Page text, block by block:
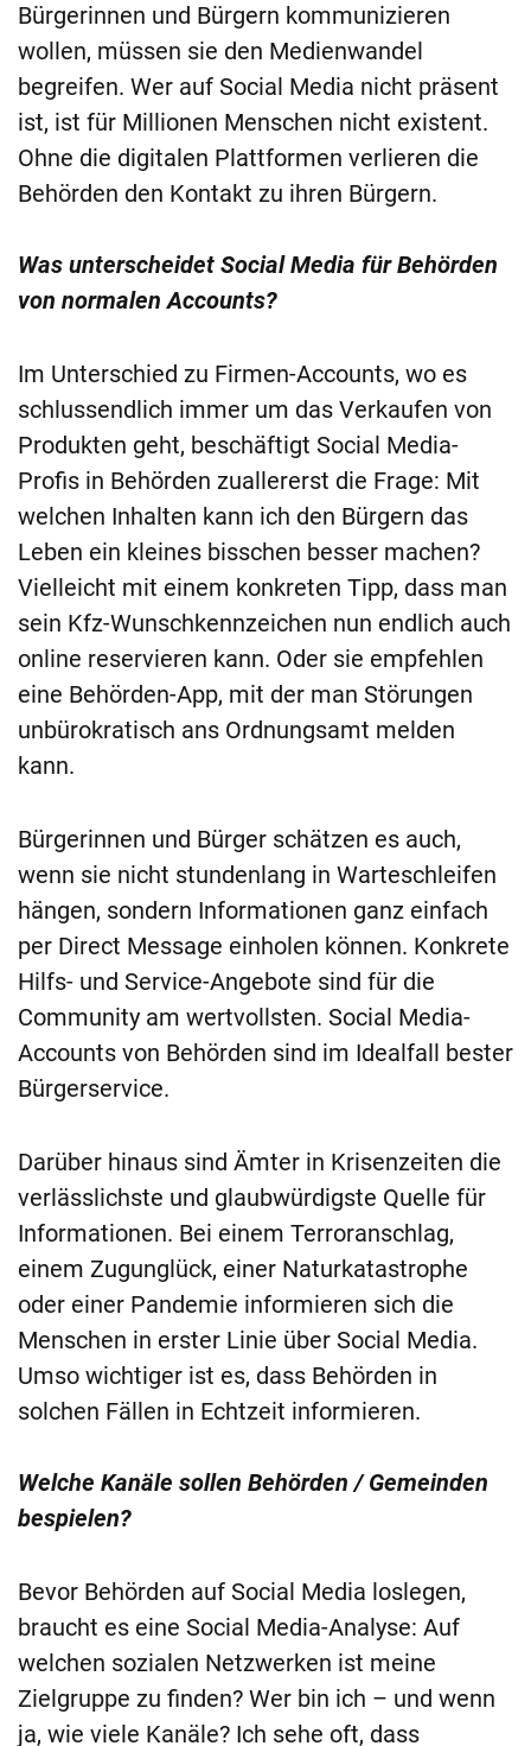
Bürgerinnen und Bürgern kommunizieren
wollen, müssen sie den Medienwandel
begreifen. Wer auf Social Media nicht präsent
ist, ist für Millionen Menschen nicht existent.
Ohne die digitalen Plattformen verlieren die
Behörden den Kontakt zu ihren Bürgern.
Was unterscheidet Social Media für Behörden
von normalen Accounts?
Im Unterschied zu Firmen-Accounts, wo es
schlussendlich immer um das Verkaufen von
Produkten geht, beschäftigt Social Media-
Profis in Behörden zuallererst die Frage: Mit
welchen Inhalten kann ich den Bürgern das
Leben ein kleines bisschen besser machen?
Vielleicht mit einem konkreten Tipp, dass man
sein Kfz-Wunschkennzeichen nun endlich auch
online reservieren kann. Oder sie empfehlen
eine Behörden-App, mit der man Störungen
unbürokratisch ans Ordnungsamt melden
kann.
Bürgerinnen und Bürger schätzen es auch,
wenn sie nicht stundenlang in Warteschleifen
hängen, sondern Informationen ganz einfach
per Direct Message einholen können. Konkrete
Hilfs- und Service-Angebote sind für die
Community am wertvollsten. Social Media-
Accounts von Behörden sind im Idealfall bester
Bürgerservice.
Darüber hinaus sind Ämter in Krisenzeiten die
verlässlichste und glaubwürdigste Quelle für
Informationen. Bei einem Terroranschlag,
einem Zugunglück, einer Naturkatastrophe
oder einer Pandemie informieren sich die
Menschen in erster Linie über Social Media.
Umso wichtiger ist es, dass Behörden in
solchen Fällen in Echtzeit informieren.
Welche Kanäle sollen Behörden / Gemeinden
bespielen?
Bevor Behörden auf Social Media loslegen,
braucht es eine Social Media-Analyse: Auf
welchen sozialen Netzwerken ist meine
Zielgruppe zu finden? Wer bin ich – und wenn
ja, wie viele Kanäle? Ich sehe oft, dass